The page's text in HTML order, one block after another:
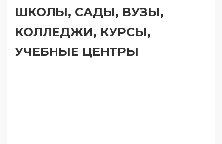
ШКОЛЫ, САДЫ, ВУЗЫ,
КОЛЛЕДЖИ, КУРСЫ,
УЧЕБНЫЕ ЦЕНТРЫ